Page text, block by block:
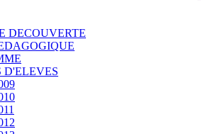
DECOUVERTE
D'ELEVES